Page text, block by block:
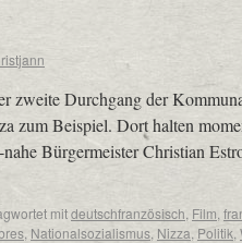
zweite Durchgang der
zum Beispiel. Dort halten
Bürgermeister Christian
mitdeutschfranzösisch Film
, Nationalsozialismus, Nizza Politik